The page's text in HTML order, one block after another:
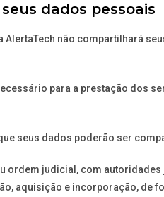
dados pessoais
AlertaTech não compartilhará
para a prestação
seus dados poderão ser
ordem judicial, com
aquisição e incorporação, de